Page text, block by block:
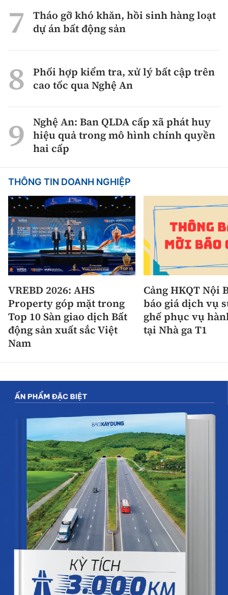
Tháo gỡ khó khăn, hồi sinh hàng loạt
dự án bất động sản
Phối hợp kiểm tra, xử lý bất cập trên
cao tốc qua Nghệ An
Nghệ An: Ban QLDA cấp xã phát huy
hiệu quả trong mô hình chính quyền
hai cấp
THÔNG TIN DOANH NGHIỆP
VREBD 2026: AHS
Property góp mặt trong
Top 10 Sàn giao dịch Bất
động sản xuất sắc Việt
Nam
Cảng HKQT Nội
báo giá dịch vụ
ghế phục vụ
tại Nhà ga T1